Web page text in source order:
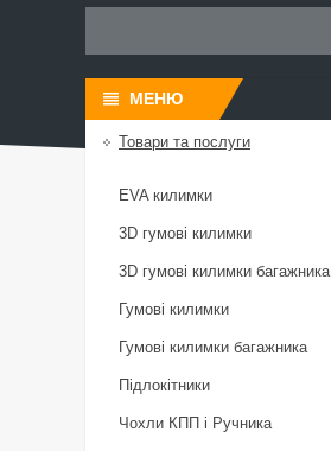
Товари та послуги
EVA килимки
3D гумові килимки
3D гумові килимки багажника
Гумові килимки
Гумові килимки багажника
Підлокітники
Чохли КПП і Ручника